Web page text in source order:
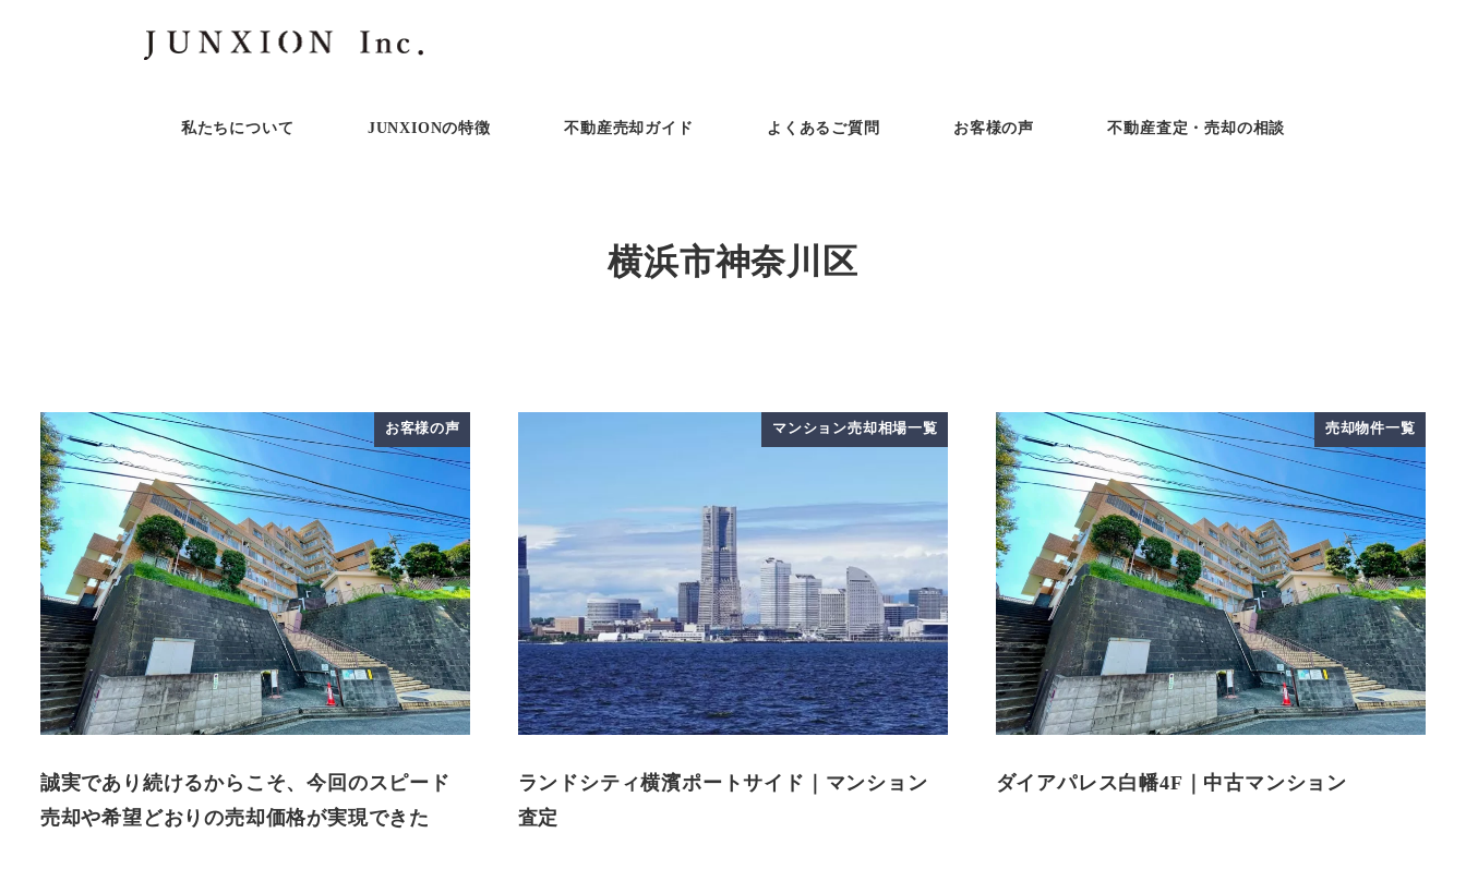
私たちについて JUNXIONの特徴 不動産売却ガイド よくあるご質問 お客様の声 不動産査定・売却の相談
横浜市神奈川区
お客様の声
誠実であり続けるからこそ、今回のスピード
売却や希望どおりの売却価格が実現できた
マンション売却相場一覧
ランドシティ横濱ポートサイド｜マンション
査定
売却物件一覧
ダイアパレス白幡4F｜中古マンション